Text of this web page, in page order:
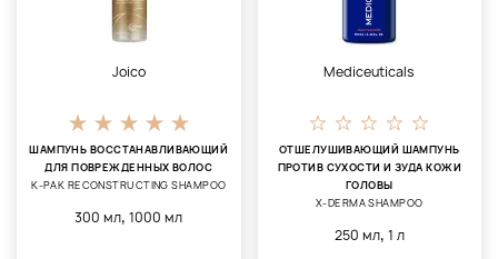
Joico
ШАМПУНЬ ВОССТАНАВЛИВАЮЩИЙ
ДЛЯ ПОВРЕЖДЕННЫХ ВОЛОС
K-PAK RECONSTRUCTING SHAMPOO
300 мл,1000 мл
Mediceuticals
ОТШЕЛУШИВАЮЩИЙ ШАМПУНЬ
ПРОТИВ СУХОСТИ И ЗУДА КОЖИ
ГОЛОВЫ
X-DERMA SHAMPOO
250 мл, 1 л